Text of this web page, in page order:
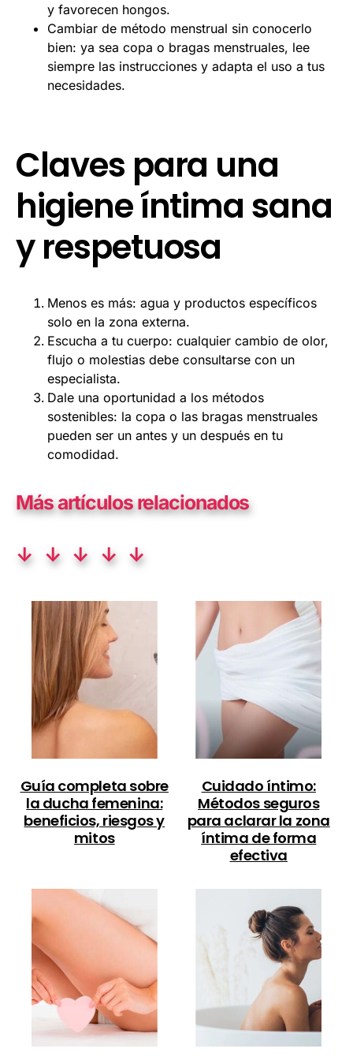
y favorecen hongos.
Cambiar de método menstrual sin conocerlo
bien: ya sea copa o bragas menstruales, lee
siempre las instrucciones y adapta el uso a tus
necesidades.
Claves para una
higiene íntima sana
y respetuosa
Menos es más: agua y productos específicos
solo en la zona externa.
Escucha a tu cuerpo: cualquier cambio de olor,
flujo o molestias debe consultarse con un
especialista.
Dale una oportunidad a los métodos
sostenibles: la copa o las bragas menstruales
pueden ser un antes y un después en tu
comodidad.
Más artículos relacionados
↓ ↓ ↓ ↓ ↓
Guía completa sobre
la ducha femenina:
beneficios, riesgos y
mitos
Cuidado íntimo:
Métodos seguros
para aclarar la zona
íntima de forma
efectiva